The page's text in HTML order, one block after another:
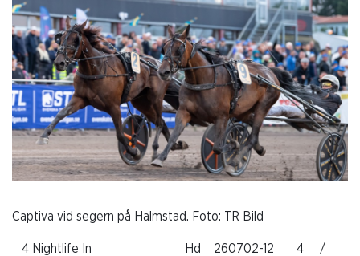
Captiva vid segern på Halmstad. Foto: TR Bild
4 Nightlife In Hd 260702-12 4 /